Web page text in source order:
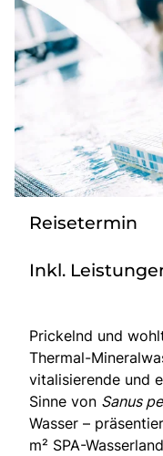
Busreisen
Bus mieten
Über Bus dich
Sie befinden sich in:
Deutschland
Heimatland ändern:
Reisetermin
Inkl.
Prickelnd und
Thermal-
vitalisierende und
Sinne von Sanus
Wasser –
m² SPA-